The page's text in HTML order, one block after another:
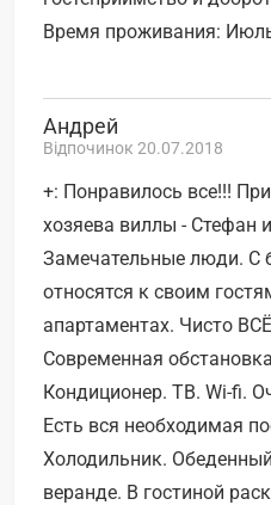
Время проживания:
Андрей
Відпочинок 20.07.2018
+: Понравилось все!!!
хозяева виллы - Стефан
Замечательные люди.
относятся к своим
апартаментах. Чисто
Современная
Кондиционер. ТВ. Wi-fi.
Есть вся необходимая
Холодильник.
веранде. В гостиной